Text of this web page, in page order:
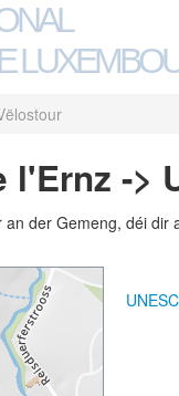
l'Ernz ->
der Gemeng, déi